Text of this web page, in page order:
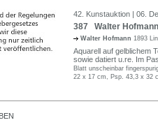
42. Kunstauktion | 06.
387 Walter
Walter Hofmann 1893
Aquarell auf gelblichem
sowie datiert u.re. Im
Blatt unscheinbar
22 x 17 cm, Psp. 43,3 x 32